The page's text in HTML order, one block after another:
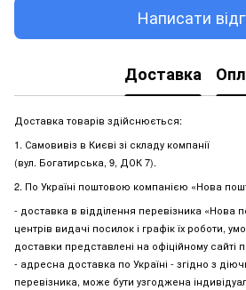
Написати
Доставка
Доставка товарів здійснюється:
1. Самовивіз в Києві зі складу компанії
(вул. Богатирська, 9, ДОК 7).
2. По Україні поштовою компанією «Нова
- доставка в відділення перевізника «Нова
центрів видачі посилок і графік їх роботи,
доставки представлені на офіційному сайті
- адресна доставка по Україні - згідно з
перевізника, може бути узгоджена